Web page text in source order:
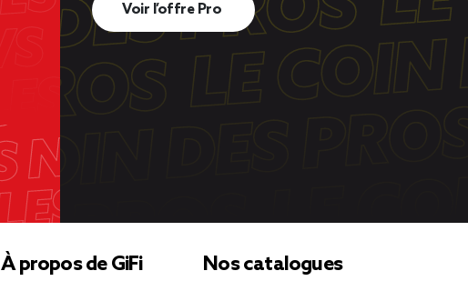
Voir l’offre Pro
À propos de GiFi Nos catalogues